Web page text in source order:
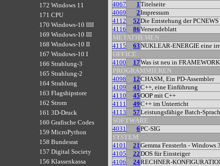
172 Windows 11
171 CPU
170 Windows-10 IIII
169 Windows-10 III
168 Windows-10 II
167 Windows-10 I
166 Strahlung-3
165 Strahlung-2
164 Strahlung
163 Flagshipstore
162 Strom
161 3D-Druck
160 Grafische Codes
159 MicroPython
158 Bundesrat
157 Digital Society
156 Klassenkassa
4067
1Titelseite
4069
2Impressum
4112
52Die Entstehung der PCNEWS
4116
86Versendeblatt
METATHEMEN
4115
63NUKLEAR-ENERGIE eine
OFFICE
4100
17Was ist neu in
PROGRAMMIEREN
4098
12CHASM, Ein PD-Assembler
4109
41C++, eine Einführung
4110
45OOP mit C++
4111
49C++ im Unterricht
4113
57Leistungsfähige Batch-
SOFTWARE
4031
6PC-SIG
SYSTEM
4101
21Gemma Fensterln - Windows
4105
22DOS für Einsteiger
4106
24RECHNER-